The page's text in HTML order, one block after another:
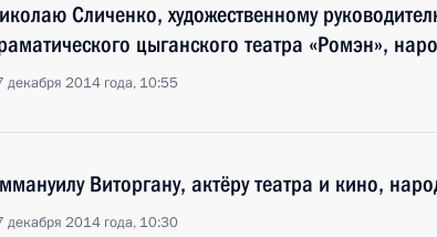
Сличенко, художественному
цыганского театра «Ромэн»,
декабря 2014 года, 10:55
Виторгану, актёру театра и кино,
декабря 2014 года, 10:30